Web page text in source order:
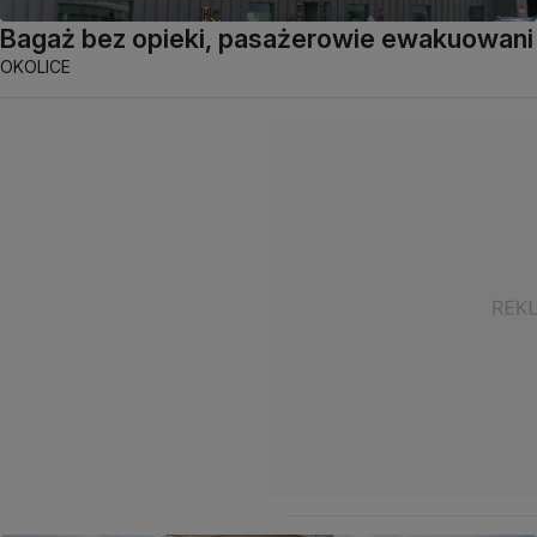
Bagaż bez opieki, pasażerowie ewakuowani
OKOLICE